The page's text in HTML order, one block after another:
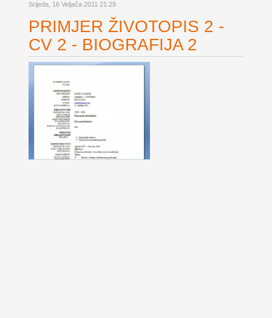
Srijeda, 16 Veljača 2011 21:29
PRIMJER ŽIVOTOPIS 2 -
CV 2 - BIOGRAFIJA 2